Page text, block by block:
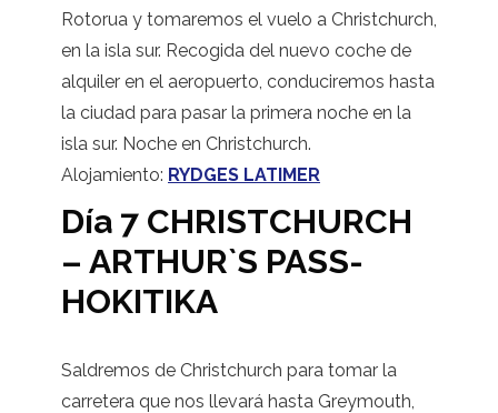
Rotorua y tomaremos el vuelo a Christchurch,
en la isla sur. Recogida del nuevo coche de
alquiler en el aeropuerto, conduciremos hasta
la ciudad para pasar la primera noche en la
isla sur. Noche en Christchurch.
Alojamiento: RYDGES LATIMER
Día 7 CHRISTCHURCH
– ARTHUR`S PASS-
HOKITIKA
Saldremos de Christchurch para tomar la
carretera que nos llevará hasta Greymouth,